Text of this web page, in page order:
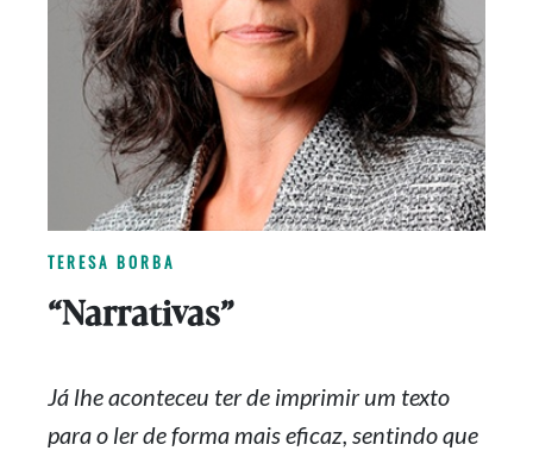
TERESA BORBA
“Narrativas”
Já lhe aconteceu ter de imprimir um texto
para o ler de forma mais eficaz, sentindo que